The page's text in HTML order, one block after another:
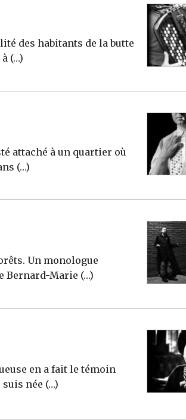
des habitants de la butte
(…)
attaché à un quartier où
(…)
Un monologue
Bernard-Marie (…)
en a fait le témoin
née (…)